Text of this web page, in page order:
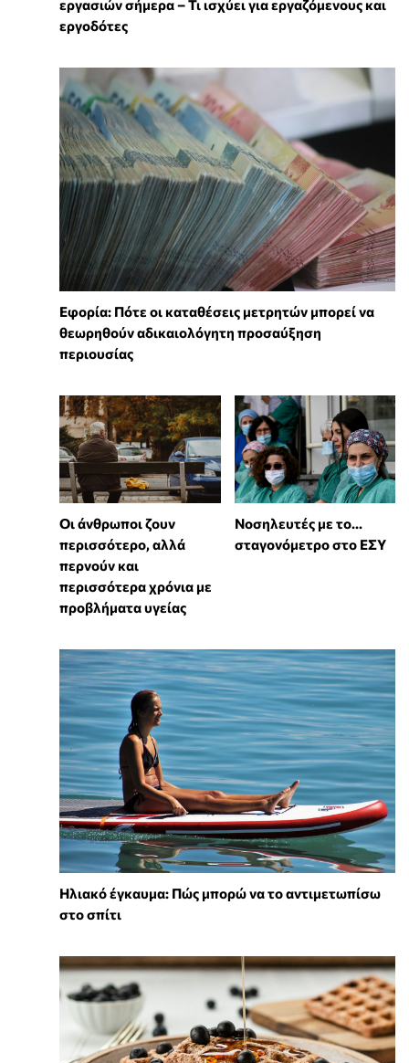
εργασιών σήμερα – Τι ισχύει για εργαζόμενους και
εργοδότες
Εφορία: Πότε οι καταθέσεις μετρητών μπορεί να
θεωρηθούν αδικαιολόγητη προσαύξηση
περιουσίας
Οι άνθρωποι ζουν
περισσότερο, αλλά
περνούν και
περισσότερα χρόνια με
προβλήματα υγείας
Νοσηλευτές με το...
σταγονόμετρο στο ΕΣΥ
Ηλιακό έγκαυμα: Πώς μπορώ να το αντιμετωπίσω
στο σπίτι